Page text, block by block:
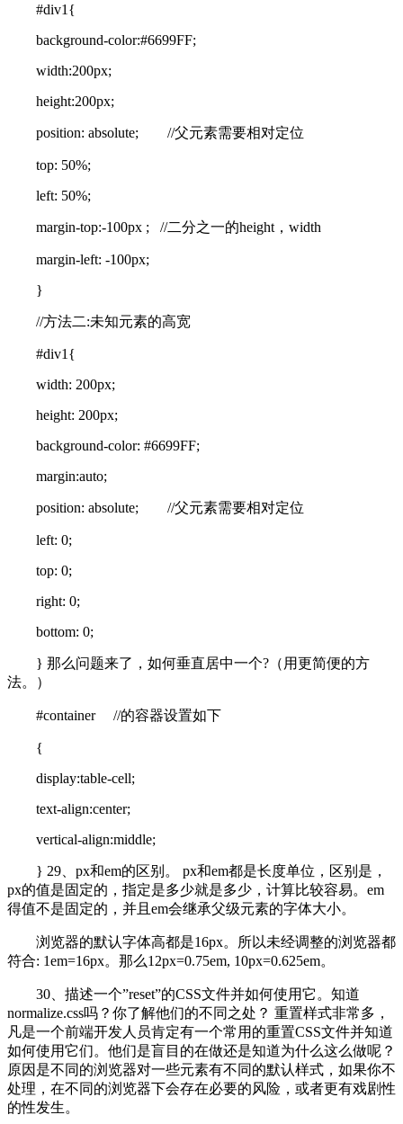
#div1{
background-color:#6699FF;
width:200px;
height:200px;
position: absolute; //父元素需要相对定位
top: 50%;
left: 50%;
margin-top:-100px ; //二分之一的height，width
margin-left: -100px;
}
//方法二:未知元素的高宽
#div1{
width: 200px;
height: 200px;
background-color: #6699FF;
margin:auto;
position: absolute; //父元素需要相对定位
left: 0;
top: 0;
right: 0;
bottom: 0;
} 那么问题来了，如何垂直居中一个?（用更简便的方
法。）
#container //的容器设置如下
{
display:table-cell;
text-align:center;
vertical-align:middle;
} 29、px和em的区别。 px和em都是长度单位，区别是，
px的值是固定的，指定是多少就是多少，计算比较容易。em
得值不是固定的，并且em会继承父级元素的字体大小。
浏览器的默认字体高都是16px。所以未经调整的浏览器都
符合: 1em=16px。那么12px=0.75em, 10px=0.625em。
30、描述一个”reset”的CSS文件并如何使用它。知道
normalize.css吗？你了解他们的不同之处？ 重置样式非常多，
凡是一个前端开发人员肯定有一个常用的重置CSS文件并知道
如何使用它们。他们是盲目的在做还是知道为什么这么做呢？
原因是不同的浏览器对一些元素有不同的默认样式，如果你不
处理，在不同的浏览器下会存在必要的风险，或者更有戏剧性
的性发生。